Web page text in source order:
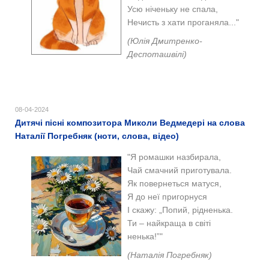
Усю ніченьку не спала,
Нечисть з хати проганяла..."
(Юлія Дмитренко-
Деспоташвілі)
08-04-2024
Дитячі пісні композитора Миколи Ведмедері на слова
Наталії Погребняк (ноти, слова, відео)
"Я ромашки назбирала,
Чай смачний приготувала.
Як повернеться матуся,
Я до неї пригорнуся
І скажу: „Попий, рідненька.
Ти – найкраща в світі
ненька!”"
(Наталія Погребняк)